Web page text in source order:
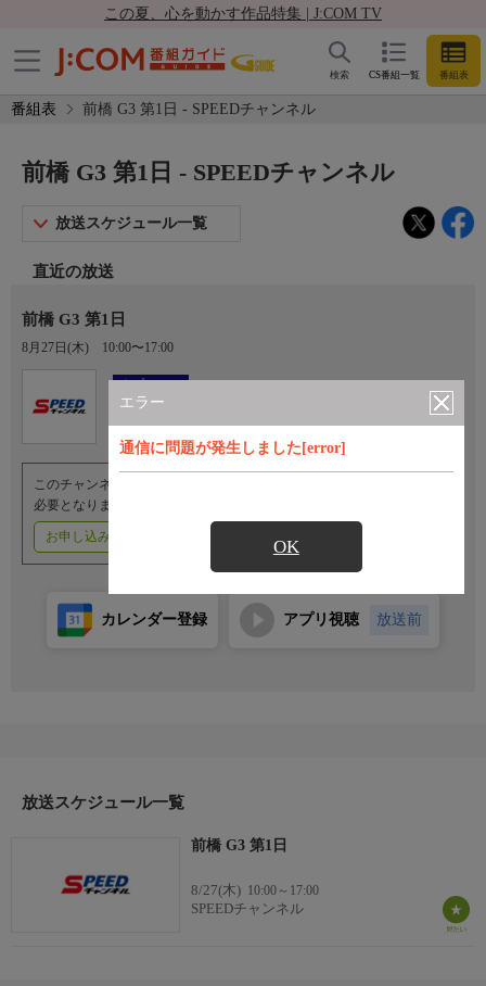
この夏、心を動かす作品特集 | J:COM TV
CS番組一覧 番組表
検索
番組表 前橋 G3 第1日 - SPEEDチャンネル
エラー
通信に問題が発生しました[error]
OK
前橋 G3 第1日 - SPEEDチャンネル
放送スケジュール一覧
直近の放送
前橋 G3 第1日
8月27日(木) 10:00〜17:00
オプション
Ch.923
SPEEDチャンネル
このチャンネルのご視聴には、オプションチャンネル(有料)のご契約が
必要となります。
お申し込みはこちら
カレンダー登録 アプリ視聴 放送前
放送スケジュール一覧
前橋 G3 第1日
8/27(木) 10:00～17:00
SPEEDチャンネル